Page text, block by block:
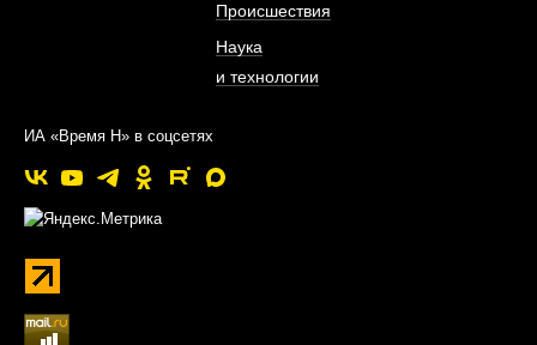
Происшествия
Наука
и технологии
ИА «Время Н» в соцсетях